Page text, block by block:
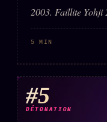
2003. Faillite Yohji
5 MIN
#5
DÉTONATION